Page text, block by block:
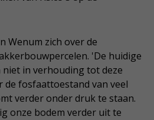
Wenum zich over de
'De huidige
in verhouding tot deze
de fosfaattoestand van veel
verder onder druk te staan.
onze bodem verder uit te